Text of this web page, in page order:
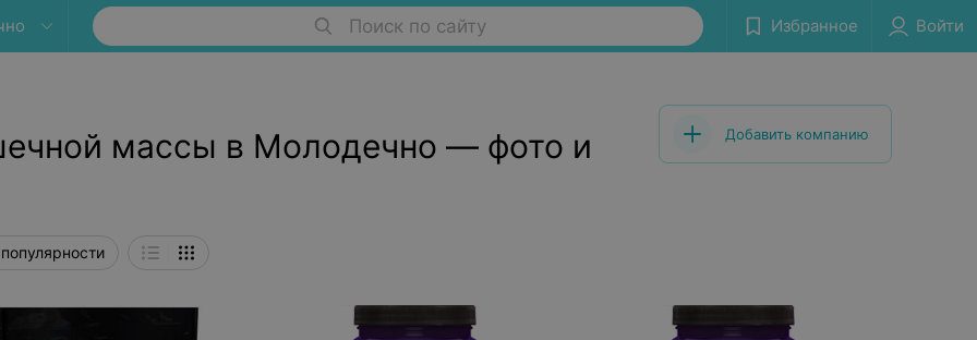
Поиск по сайту Избранное Войти
массы в Молодечно — фото и
Добавить компанию